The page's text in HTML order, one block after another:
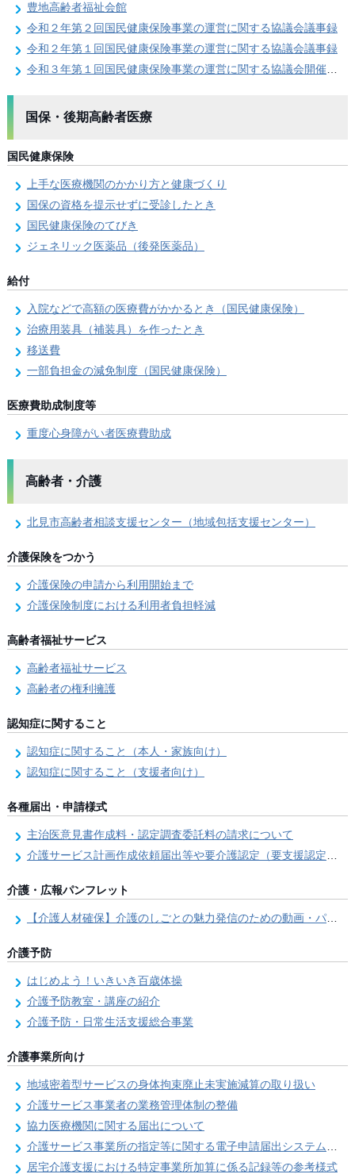
豊地高齢者福祉会館
令和２年第２回国民健康保険事業の運営に関する協議会議事録
令和２年第１回国民健康保険事業の運営に関する協議会議事録
令和３年第１回国民健康保険事業の運営に関する協議会開催結果
国保・後期高齢者医療
国民健康保険
上手な医療機関のかかり方と健康づくり
国保の資格を提示せずに受診したとき
国民健康保険のてびき
ジェネリック医薬品（後発医薬品）
給付
入院などで高額の医療費がかかるとき（国民健康保険）
治療用装具（補装具）を作ったとき
移送費
一部負担金の減免制度（国民健康保険）
医療費助成制度等
重度心身障がい者医療費助成
高齢者・介護
北見市高齢者相談支援センター（地域包括支援センター）
介護保険をつかう
介護保険の申請から利用開始まで
介護保険制度における利用者負担軽減
高齢者福祉サービス
高齢者福祉サービス
高齢者の権利擁護
認知症に関すること
認知症に関すること（本人・家族向け）
認知症に関すること（支援者向け）
各種届出・申請様式
主治医意見書作成料・認定調査委託料の請求について
介護サービス計画作成依頼届出等や要介護認定（要支援認定）審査資料請求について
介護・広報パンフレット
【介護人材確保】介護のしごとの魅力発信のための動画・パンフレット「北見で介護～介護のお仕事紹介～」
介護予防
はじめよう！いきいき百歳体操
介護予防教室・講座の紹介
介護予防・日常生活支援総合事業
介護事業所向け
地域密着型サービスの身体拘束廃止未実施減算の取り扱い
介護サービス事業者の業務管理体制の整備
協力医療機関に関する届出について
介護サービス事業所の指定等に関する電子申請届出システムの運用について
居宅介護支援における特定事業所加算に係る記録等の参考様式